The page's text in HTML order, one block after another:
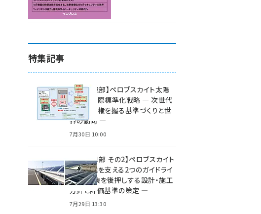
特集記事
特集【第2部】ペロブスカイト太陽
電池の国際標準化戦略 ― 次世代
市場の覇権を握る基準づくりと世
界の動向 ―
7月30日 10:00
特集【第1部 その2】ペロブスカイト
太陽電池を支える2つのガイドライ
ン ― 実装を後押しする設計・施工
方針と評価基準の策定 ―
7月29日 13:30